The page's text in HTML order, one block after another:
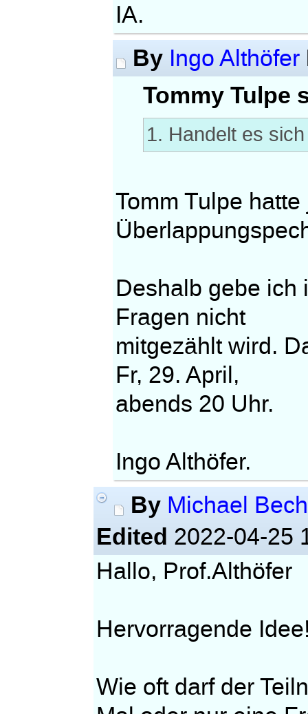
IA.
By Ingo Althöfer
Tommy Tulpe
1. Handelt es
Tomm Tulpe
Deshalb gebe ich
Fragen nicht
mitgezählt wird.
Fr, 29. April,
abends 20 Uhr.
Ingo Althöfer.
By Michael
Edited 2022-04-25
Hallo, Prof.Althöfer
Hervorragende
Wie oft darf der